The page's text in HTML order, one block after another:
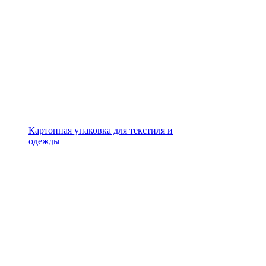
Картонная упаковка для текстиля и
одежды